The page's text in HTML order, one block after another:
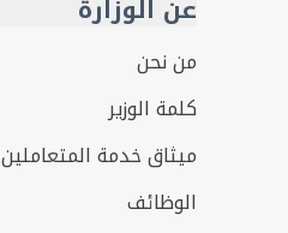
عن الوزارة
من نحن
كلمة الوزير
ميثاق خدمة المتعاملين
الوظائف